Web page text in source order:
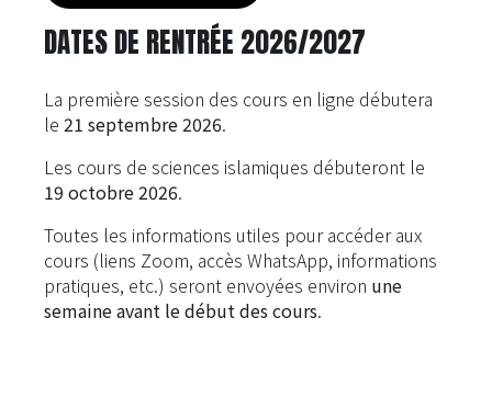
DATES DE RENTRÉE 2026/2027
La première session des cours en ligne débutera
le 21 septembre 2026.
Les cours de sciences islamiques débuteront le
19 octobre 2026.
Toutes les informations utiles pour accéder aux
cours (liens Zoom, accès WhatsApp, informations
pratiques, etc.) seront envoyées environ une
semaine avant le début des cours.